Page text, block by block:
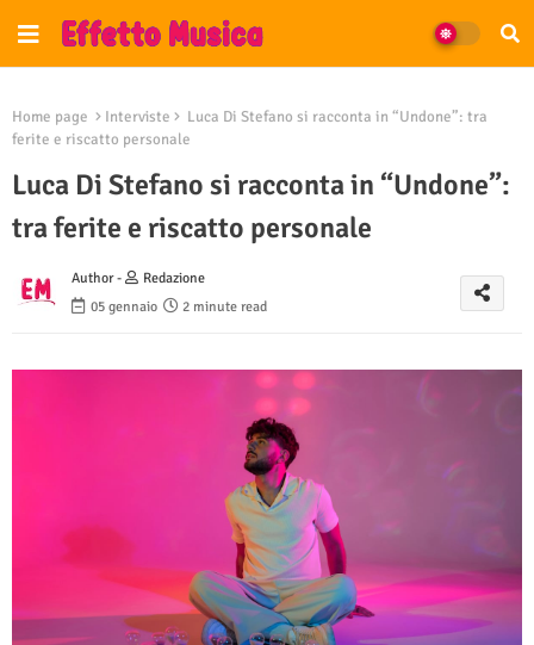
Home page Interviste
Luca Di Stefano si racconta in “Undone”: tra
ferite e riscatto personale
Luca Di Stefano si racconta in “Undone”:
tra ferite e riscatto personale
Author -
Redazione
05 gennaio
2 minute read